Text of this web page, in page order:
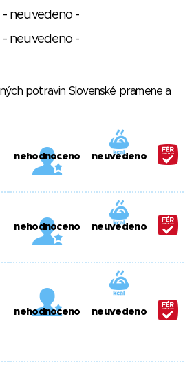
- neuvedeno -
- neuvedeno -
potravin Slovenské pramene a
nehodnoceno neuvedeno
nehodnoceno neuvedeno
nehodnoceno neuvedeno